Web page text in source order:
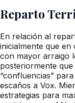
Reparto
En relación al
inicialmente que
con mayor arraigo
posteriormente
“confluencias”
escaños a Vox.
estrategias para